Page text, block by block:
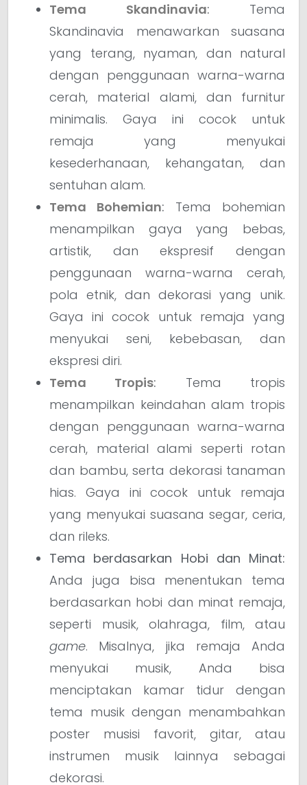
Tema Skandinavia: Tema
Skandinavia menawarkan suasana
yang terang, nyaman, dan natural
dengan penggunaan warna-warna
cerah, material alami, dan furnitur
minimalis. Gaya ini cocok untuk
remaja yang menyukai
kesederhanaan, kehangatan, dan
sentuhan alam.
Tema Bohemian: Tema bohemian
menampilkan gaya yang bebas,
artistik, dan ekspresif dengan
penggunaan warna-warna cerah,
pola etnik, dan dekorasi yang unik.
Gaya ini cocok untuk remaja yang
menyukai seni, kebebasan, dan
ekspresi diri.
Tema Tropis: Tema tropis
menampilkan keindahan alam tropis
dengan penggunaan warna-warna
cerah, material alami seperti rotan
dan bambu, serta dekorasi tanaman
hias. Gaya ini cocok untuk remaja
yang menyukai suasana segar, ceria,
dan rileks.
Tema berdasarkan Hobi dan Minat:
Anda juga bisa menentukan tema
berdasarkan hobi dan minat remaja,
seperti musik, olahraga, film, atau
game. Misalnya, jika remaja Anda
menyukai musik, Anda bisa
menciptakan kamar tidur dengan
tema musik dengan menambahkan
poster musisi favorit, gitar, atau
instrumen musik lainnya sebagai
dekorasi.